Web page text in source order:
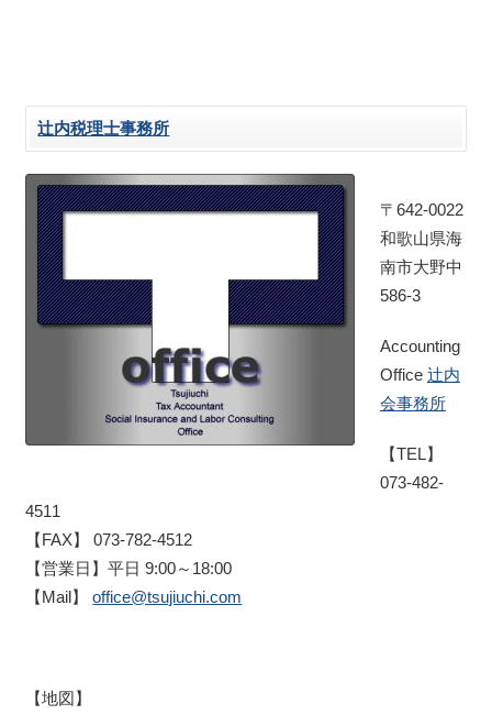
辻内税理士事務所
〒642-0022
和歌山県海
南市大野中
586-3
Accounting
Office 辻内
会事務所
【TEL】
073-482-
4511
【FAX】 073-782-4512
【営業日】平日 9:00～18:00
【Mail】office@tsujiuchi.com
【地図】